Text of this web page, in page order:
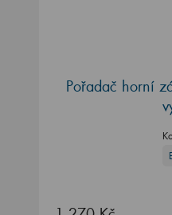
Pořadač horní